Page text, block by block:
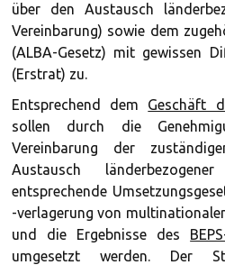
über den Austausch
Vereinbarung) sowie dem
(ALBA-Gesetz) mit gewissen
(Erstrat) zu.
Entsprechend dem Geschäft
sollen durch die
Vereinbarung der
Austausch
entsprechende
-verlagerung von
und die Ergebnisse des
umgesetzt werden. Der